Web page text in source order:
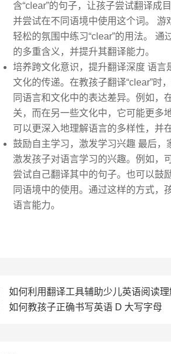
含“clear”的句子，让孩子尝试翻译成
并尝试在不同语境中使用这个词。
轻松的氛围中练习“clear”的用法。 通
的多重含义，并提升其翻译能力。
培养跨文化意识，提升翻译深度 语
文化的传递。在教孩子翻译“clear”时
同语言和文化中的表达差异。例如，
关，而在另一些文化中，它可能更多
可以更深入地理解语言的多样性，并
鼓励自主学习，激发学习兴趣 最后，
激发孩子对语言学习的兴趣。例如，
尝试自己翻译其中的句子。也可以鼓
同语境中的使用。通过这样的方式，
语言能力。
如何利用翻译工具辅助少儿英语阅读理
如何教孩子正确书写英语 D 大写字母